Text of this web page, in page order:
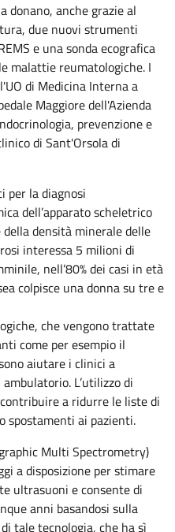
donano, anche grazie al
due nuovi strumenti
e una sonda ecografica
malattie reumatologiche. I
di Medicina Interna a
Maggiore dell'Azienda
prevenzione e
di Sant'Orsola di
la diagnosi
dell’apparato scheletrico
densità minerale delle
interessa 5 milioni di
nell’80% dei casi in età
colpisce una donna su tre e
che vengono trattate
come per esempio il
aiutare i clinici a
L’utilizzo di
a ridurre le liste di
spostamenti ai pazienti.
Multi Spectrometry)
a disposizione per stimare
ultrasuoni e consente di
anni basandosi sulla
tale tecnologia, che ha sì